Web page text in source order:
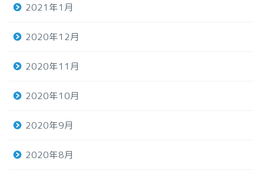
2021年1月
2020年12月
2020年11月
2020年10月
2020年9月
2020年8月